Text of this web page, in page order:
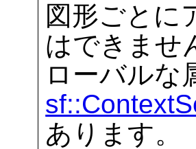
図形ごとに
はできませ
ローバルな
あります。